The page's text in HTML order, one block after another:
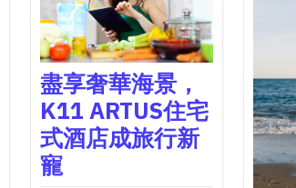
盡享奢華海景，
K11 ARTUS住宅
式酒店成旅行新
寵